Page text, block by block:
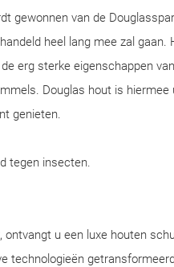
gewonnen van de
heel lang mee zal
erg sterke eigenschappen
Douglas hout is
genieten.
tegen insecten.
ontvangt u een luxe houten
technologieën